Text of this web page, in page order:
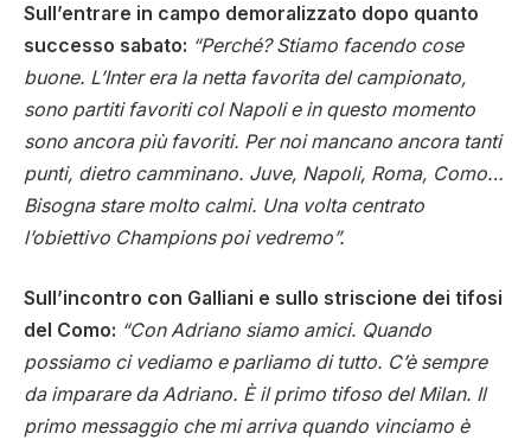
Sull’entrare in campo demoralizzato dopo quanto
successo sabato: “Perché? Stiamo facendo cose
buone. L’Inter era la netta favorita del campionato,
sono partiti favoriti col Napoli e in questo momento
sono ancora più favoriti. Per noi mancano ancora tanti
punti, dietro camminano. Juve, Napoli, Roma, Como…
Bisogna stare molto calmi. Una volta centrato
l’obiettivo Champions poi vedremo”.
Sull’incontro con Galliani e sullo striscione dei tifosi
del Como: “Con Adriano siamo amici. Quando
possiamo ci vediamo e parliamo di tutto. C’è sempre
da imparare da Adriano. È il primo tifoso del Milan. Il
primo messaggio che mi arriva quando vinciamo è